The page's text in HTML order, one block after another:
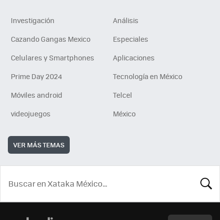
Investigación
Análisis
Cazando Gangas Mexico
Especiales
Celulares y Smartphones
Aplicaciones
Prime Day 2024
Tecnología en México
Móviles android
Telcel
videojuegos
México
VER MÁS TEMAS